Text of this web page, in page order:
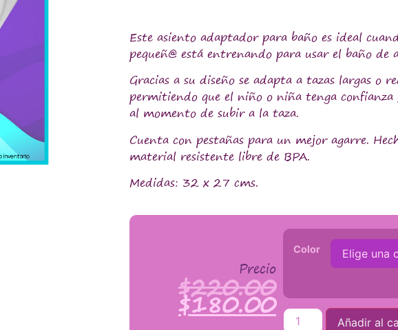
Este asiento adaptador para baño es ideal
pequeñ@ está entrenando para usar el baño de
Gracias a su diseño se adapta a tazas largas o
permitiendo que el niño o niña tenga confianza
al momento de subir a la taza.
Cuenta con pestañas para un mejor agarre.
material resistente libre de BPA.
Medidas: 32 x 27 cms.
Precio
$220.00
$180.00
Color
Añadir al